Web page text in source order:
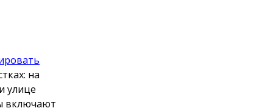
на
улице
включают